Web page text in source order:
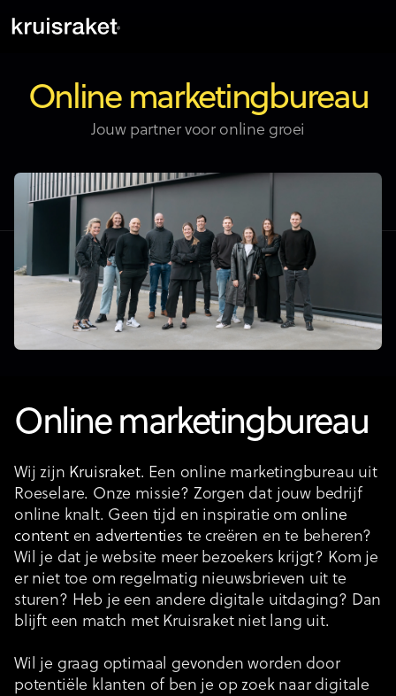
Online marketingbureau
Jouw partner voor online groei
Online marketingbureau
Wij zijn Kruisraket. Een online marketingbureau uit
Roeselare. Onze missie? Zorgen dat jouw bedrijf
online knalt. Geen tijd en inspiratie om online
contenten advertenties te creëren en te beheren?
Wil je dat je website meer bezoekers krijgt? Kom je
er niet toe om regelmatig nieuwsbrieven uit te
sturen? Heb je een andere digitale uitdaging? Dan
blijft een match met Kruisraket niet lang uit.
Wil je graag optimaal gevonden worden door
potentiële klanten of ben je op zoek naar digitale